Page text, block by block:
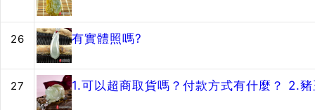
26 有實體照嗎?
27 1.可以超商取貨嗎？付款方式有什麼？ 2.